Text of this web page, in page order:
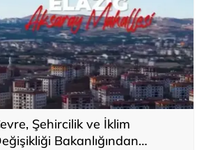
Şehircilik ve İklim
Bakanlığından